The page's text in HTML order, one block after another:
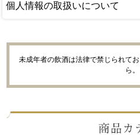
個人情報の取扱いについて
未成年者の飲酒は法律で禁じられて
ら。